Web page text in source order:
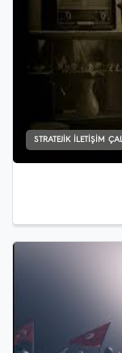
STRATEJIK İLETIŞIM